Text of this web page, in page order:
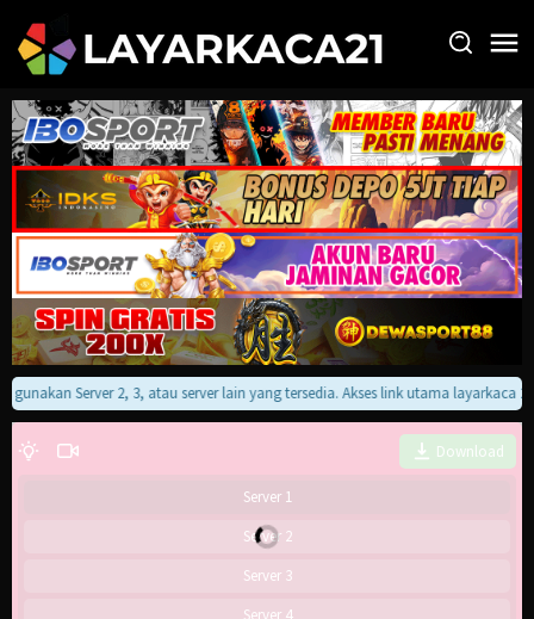
konten
Server 2, 3, atau server lain yang tersedia. Akses link utama layarkaca
Download
Server 1
Server 2
Server 3